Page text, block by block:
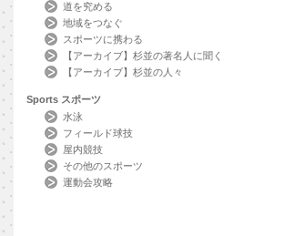
道を究める
地域をつなぐ
スポーツに携わる
【アーカイブ】杉並の著名人に聞く
【アーカイブ】杉並の人々
Sports スポーツ
水泳
フィールド球技
屋内競技
その他のスポーツ
運動会攻略